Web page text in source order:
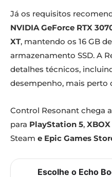
Já os requisitos
NVIDIA GeForce RTX
XT, mantendo os 16 GB
armazenamento SSD. A
detalhes técnicos,
desempenho, mais perto
Control Resonant chega
para PlayStation 5,
Steam e Epic Games
Escolhe o Echo